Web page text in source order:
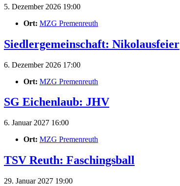
5. Dezember 2026 19:00
Ort: MZG Premenreuth
Siedlergemeinschaft: Nikolausfeier
6. Dezember 2026 17:00
Ort: MZG Premenreuth
SG Eichenlaub: JHV
6. Januar 2027 16:00
Ort: MZG Premenreuth
TSV Reuth: Faschingsball
29. Januar 2027 19:00